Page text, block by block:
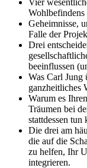
Geheimnisse,
Falle der
Drei
beeinflussen
Was Carl Jung
ganzheitliches
Warum es
Träumen bei
stattdessen tun
Die drei am
die auf die
zu helfen, Ihr
integrieren.